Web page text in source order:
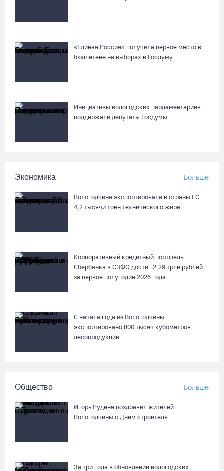
«Единая Россия» получила первое место в
бюллетене на выборах в Госдуму
Инициативы вологодских парламентариев
поддержали депутаты Госдумы
Экономика Больше
Вологодчина экспортировала в страны ЕС
4,2 тысячи тонн технического жира
Корпоративный кредитный портфель
Сбербанка в СЗФО достиг 2,29 трлн рублей
за первое полугодие 2026 года
С начала года из Вологодчины
экспортировано 800 тысяч кубометров
лесопродукции
Общество Больше
Игорь Руденя поздравил жителей
Вологодчины с Днем строителя
За три года в обновление вологодских